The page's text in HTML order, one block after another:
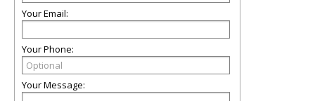
Your Email:
Your Phone:
Your Message: